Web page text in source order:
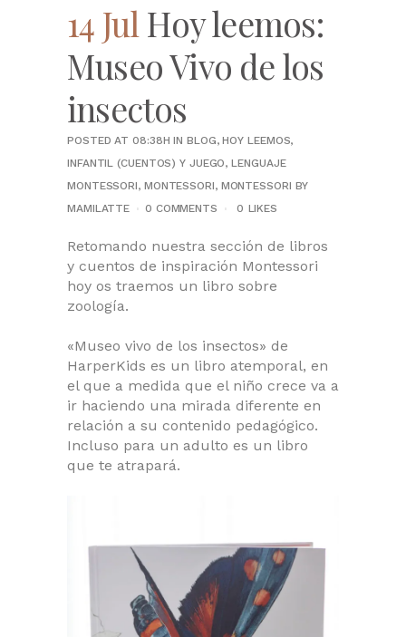
14 Jul Hoy leemos:
Museo Vivo de los
insectos
POSTED AT 08:38H INBLOG,HOY LEEMOS,
INFANTIL (CUENTOS) Y JUEGO,LENGUAJE
MONTESSORI, MONTESSORI, MONTESSORI BY
MAMILATTE
0 COMMENTS 0 LIKES
Retomando nuestra sección de libros
y cuentos de inspiración Montessori
hoy os traemos un libro sobre
zoología.
«Museo vivo de los insectos» de
HarperKids es un libro atemporal, en
el que a medida que el niño crece va a
ir haciendo una mirada diferente en
relación a su contenido pedagógico.
Incluso para un adulto es un libro
que te atrapará.